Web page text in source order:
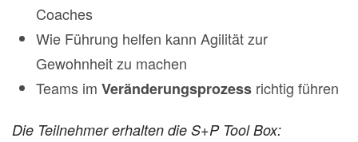
Coaches
Wie Führung helfen kann Agilität zur
Gewohnheit zu machen
Teams im Veränderungsprozess richtig führen
Die Teilnehmer erhalten die S+P Tool Box: